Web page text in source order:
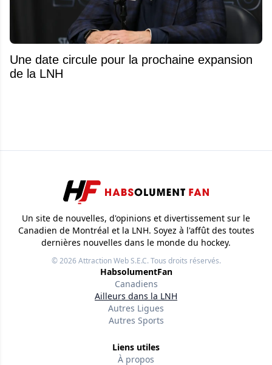
Une date circule pour la prochaine expansion
de la LNH
Un site de nouvelles, d'opinions et divertissement sur le
Canadien de Montréal et la LNH. Soyez à l'affût des toutes
dernières nouvelles dans le monde du hockey.
© 2026Attraction Web S.E.C.Tous droits réservés.
HabsolumentFan
Canadiens
Ailleurs dans la LNH
Autres Ligues
Autres Sports
Liens utiles
À propos